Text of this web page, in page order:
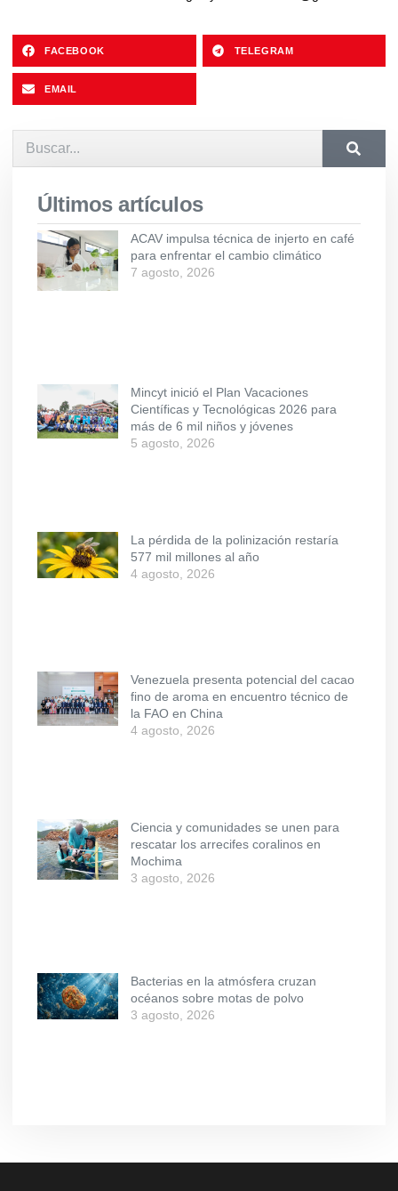
FACEBOOK TELEGRAM
EMAIL
Últimos artículos
ACAV impulsa técnica de injerto en café
para enfrentar el cambio climático
7 agosto, 2026
Mincyt inició el Plan Vacaciones
Científicas y Tecnológicas 2026 para
más de 6 mil niños y jóvenes
5 agosto, 2026
La pérdida de la polinización restaría
577 mil millones al año
4 agosto, 2026
Venezuela presenta potencial del cacao
fino de aroma en encuentro técnico de
la FAO en China
4 agosto, 2026
Ciencia y comunidades se unen para
rescatar los arrecifes coralinos en
Mochima
3 agosto, 2026
Bacterias en la atmósfera cruzan
océanos sobre motas de polvo
3 agosto, 2026